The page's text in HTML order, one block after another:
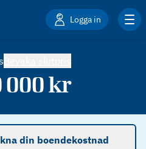
Logga in
000kr
din boendekostnad